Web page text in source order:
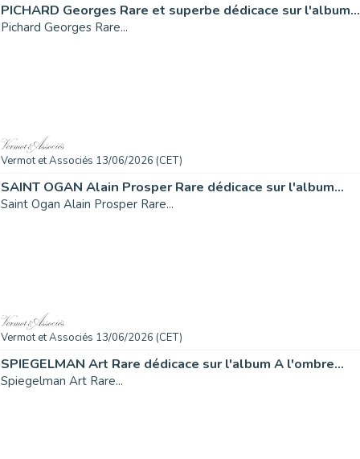
PICHARD Georges Rare et superbe dédicace sur l'album...
Pichard Georges Rare...
Vermot et Associés 13/06/2026 (CET)
SAINT OGAN Alain Prosper Rare dédicace sur l'album...
Saint Ogan Alain Prosper Rare...
Vermot et Associés 13/06/2026 (CET)
SPIEGELMAN Art Rare dédicace sur l'album A l'ombre...
Spiegelman Art Rare...